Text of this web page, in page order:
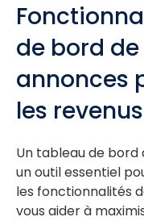
de bord
annonces
les revenus
Un tableau de
un outil essentiel
les fonctionnalités
vous aider à